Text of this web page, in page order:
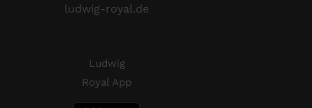
ludwig-royal.de
Ludwig
Royal App